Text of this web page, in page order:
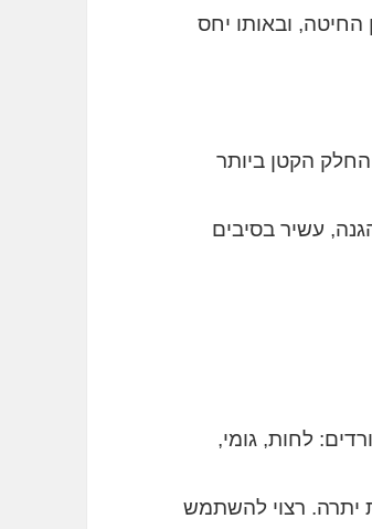
ובאותו יחס
החלק הקטן ביותר
עשיר בסיבים
באחוזים יורדים: לחות, גומי,
יתרה. רצוי להשתמש